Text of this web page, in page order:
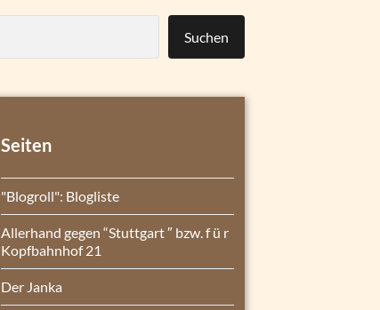
Suchen
Seiten
"Blogroll": Blogliste
Allerhand gegen “Stuttgart ″ bzw. f ü r
Kopfbahnhof 21
Der Janka